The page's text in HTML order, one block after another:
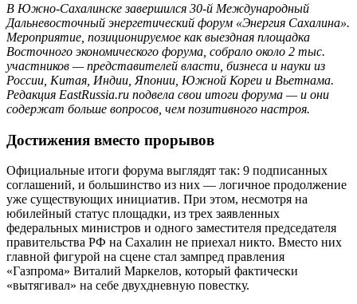
В Южно-Сахалинске завершился 30-й Международный
Дальневосточный энергетический форум «Энергия Сахалина».
Мероприятие, позиционируемое как выездная площадка
Восточного экономического форума, собрало около 2 тыс.
участников — представителей власти, бизнеса и науки из
России, Китая, Индии, Японии, Южной Кореи и Вьетнама.
Редакция EastRussia.ru подвела свои итоги форума — и они
содержат больше вопросов, чем позитивного настроя.
Достижения вместо прорывов
Официальные итоги форума выглядят так: 9 подписанных
соглашений, и большинство из них — логичное продолжение
уже существующих инициатив. При этом, несмотря на
юбилейный статус площадки, из трех заявленных
федеральных министров и одного заместителя председателя
правительства РФ на Сахалин не приехал никто. Вместо них
главной фигурой на сцене стал зампред правления
«Газпрома» Виталий Маркелов, который фактически
«вытягивал» на себе двухдневную повестку.